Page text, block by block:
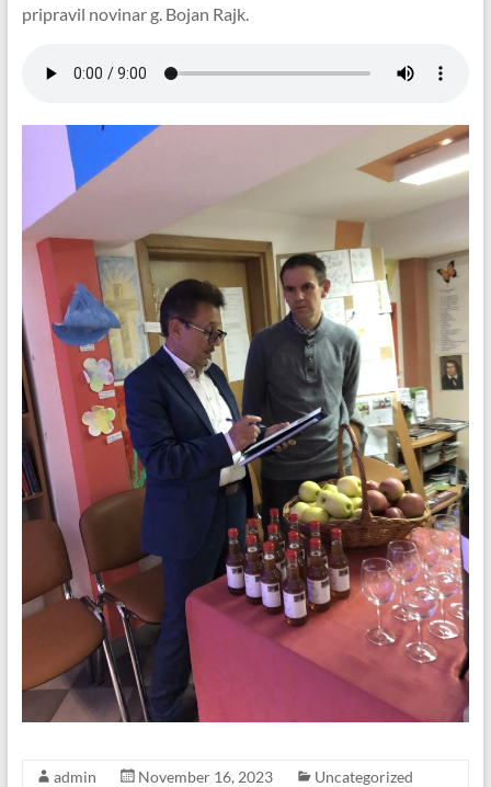
pripravil novinar g. Bojan Rajk.
admin November 16, 2023 Uncategorized